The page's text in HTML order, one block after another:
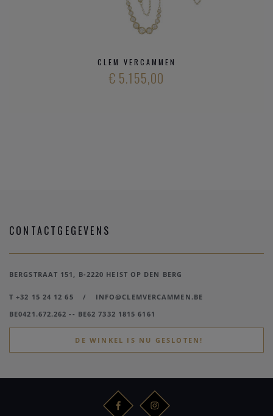
CLEM VERCAMMEN
€ 5.155,00
CONTACTGEGEVENS
BERGSTRAAT 151, B-2220 HEIST OP DEN BERG
T +32 15 24 12 65 /
INFO@CLEMVERCAMMEN.BE
BE0421.672.262 -- BE62 7332 1815 6161
DE WINKEL IS NU GESLOTEN!